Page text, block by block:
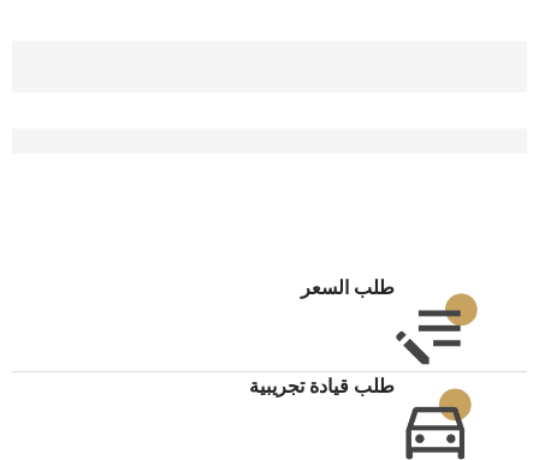
طلب السعر
طلب قيادة تجريبية